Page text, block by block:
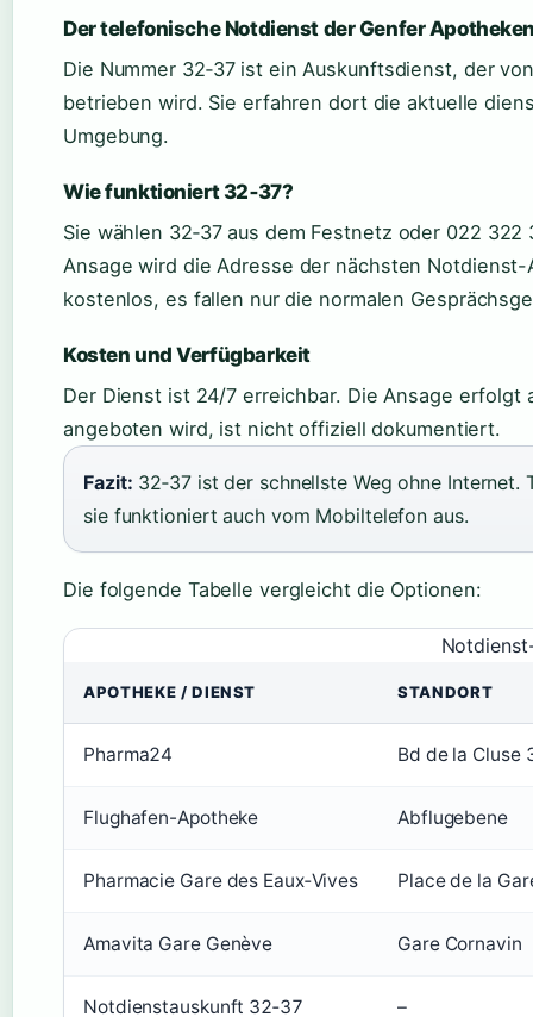
Der telefonische Notdienst der Genfer
Die Nummer 32‑37 ist ein Auskunftsdienst, der
betrieben wird. Sie erfahren dort die aktuelle
Umgebung.
Wie funktioniert 32‑37?
Sie wählen 32‑37 aus dem Festnetz oder 022
Ansage wird die Adresse der nächsten
kostenlos, es fallen nur die normalen
Kosten und Verfügbarkeit
Der Dienst ist 24/7 erreichbar. Die Ansage erfolgt
angeboten wird, ist nicht offiziell dokumentiert.
Fazit: 32‑37 ist der schnellste Weg ohne
sie funktioniert auch vom Mobiltelefon aus.
Die folgende Tabelle vergleicht die Optionen:
APOTHEKE / DIENST STANDORT
Pharma24 Bd de la Cluse
Flughafen-Apotheke Abflugebene
Pharmacie Gare des Eaux‑Vives Place de la
Amavita Gare Genève Gare Cornavin
Notdienstauskunft 32‑37 –